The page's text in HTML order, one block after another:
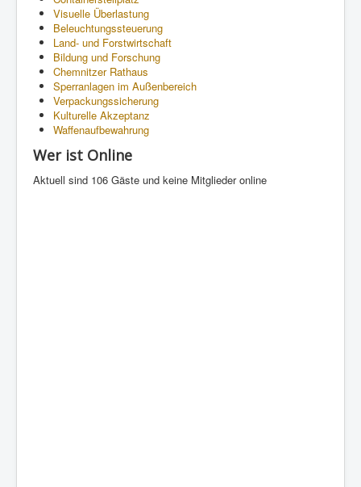
Visuelle Überlastung
Beleuchtungssteuerung
Land- und Forstwirtschaft
Bildung und Forschung
Chemnitzer Rathaus
Sperranlagen im Außenbereich
Verpackungssicherung
Kulturelle Akzeptanz
Waffenaufbewahrung
Wer ist Online
Aktuell sind 106 Gäste und keine Mitglieder online